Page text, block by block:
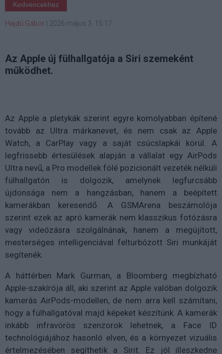
Kedvencekhez
Hajdú Gábor 2026 május 3. 15:17
Az Apple új fülhallgatója a Siri szemeként
működhet.
Az Apple a pletykák szerint egyre komolyabban építené
tovább az Ultra márkanevet, és nem csak az Apple
Watch, a CarPlay vagy a saját csúcslapkái körül. A
legfrissebb értesülések alapján a vállalat egy AirPods
Ultra nevű, a Pro modellek fölé pozicionált vezeték nélküli
fülhallgatón is dolgozik, amelynek legfurcsább
újdonsága nem a hangzásban, hanem a beépített
kamerákban keresendő. A GSMArena beszámolója
szerint ezek az apró kamerák nem klasszikus fotózásra
vagy videózásra szolgálnának, hanem a megújított,
mesterséges intelligenciával felturbózott Siri munkáját
segítenék.
A háttérben Mark Gurman, a Bloomberg megbízható
Apple-szakírója áll, aki szerint az Apple valóban dolgozik
kamerás AirPods-modellen, de nem arra kell számítani,
hogy a fülhallgatóval majd képeket készítünk. A kamerák
inkább infravörös szenzorok lehetnek, a Face ID
technológiájához hasonló elven, és a környezet vizuális
értelmezésében segíthetik a Sirit. Ez jól illeszkedne